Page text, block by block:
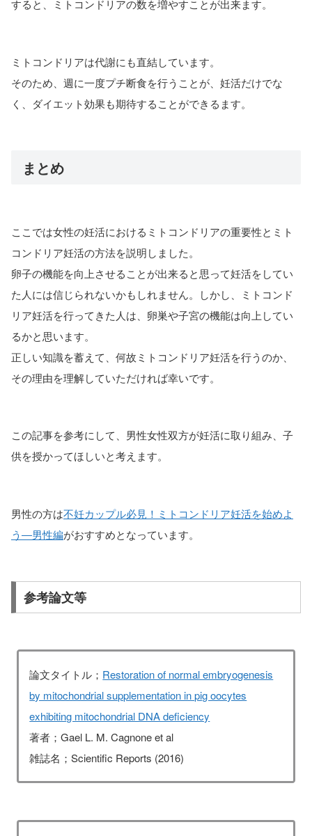
すると、ミトコンドリアの数を増やすことが出来ます。
ミトコンドリアは代謝にも直結しています。
そのため、週に一度プチ断食を行うことが、妊活だけでな
く、ダイエット効果も期待することができるます。
まとめ
ここでは女性の妊活におけるミトコンドリアの重要性とミト
コンドリア妊活の方法を説明しました。
卵子の機能を向上させることが出来ると思って妊活をしてい
た人には信じられないかもしれません。しかし、ミトコンド
リア妊活を行ってきた人は、卵巣や子宮の機能は向上してい
るかと思います。
正しい知識を蓄えて、何故ミトコンドリア妊活を行うのか、
その理由を理解していただければ幸いです。
この記事を参考にして、男性女性双方が妊活に取り組み、子
供を授かってほしいと考えます。
男性の方は不妊カップル必見！ミトコンドリア妊活を始めよ
う―男性編がおすすめとなっています。
参考論文等
論文タイトル； Restoration of normal embryogenesis
by mitochondrial supplementation in pig oocytes
exhibiting mitochondrial DNA deficiency
著者；Gael L. M. Cagnone et al
雑誌名；Scientific Reports (2016)